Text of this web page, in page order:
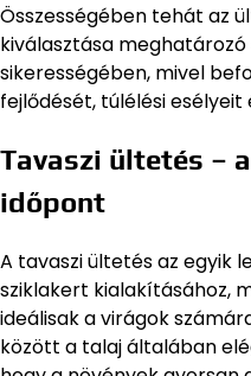
Összességében tehát az
kiválasztása
sikerességében, mivel
fejlődését, túlélési esélyeit
Tavaszi ültetés –
időpont
A tavaszi ültetés az egyik
sziklakert kialakításához,
ideálisak a virágok
között a talaj általában